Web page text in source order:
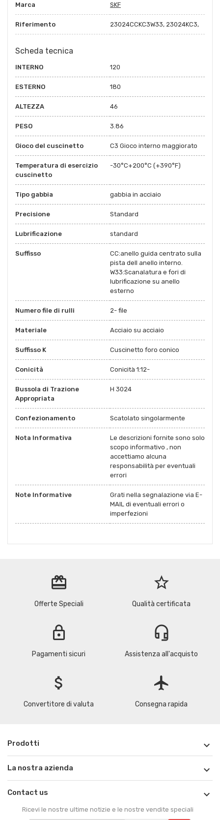
Marca SKF
Riferimento 23024CCKC3W33, 23024KC3,
Scheda tecnica
INTERNO 120
ESTERNO 180
ALTEZZA 46
PESO 3.86
Gioco del cuscinetto C3 Gioco interno maggiorato
Temperatura di esercizio
cuscinetto
-30°C+200°C (+390°F)
Tipo gabbia gabbia in acciaio
Precisione Standard
Lubrificazione standard
Suffisso
CC:anello guida centrato sulla
pista dell anello interno.
W33:Scanalatura e fori di
lubrificazione su anello
esterno
Numero file di rulli 2- file
Materiale Acciaio su acciaio
Suffisso K Cuscinetto foro conico
Conicità Conicità 1:12-
Bussola di Trazione
Appropriata
H 3024
Confezionamento Scatolato singolarmente
Nota Informativa
Le descrizioni fornite sono solo
scopo informativo , non
accettiamo alcuna
responsabilità per eventuali
errori
Note Informative
Grati nella segnalazione via E-
MAIL di eventuali errori o
imperfezioni
redeem
Offerte Speciali
star_border
Qualità certificata
lock
Pagamenti sicuri
headset_mic
Assistenza all'acquisto
attach_money
Convertitore di valuta
flight
Consegna rapida
Prodotti 
La nostra azienda 
Contact us 
Ricevi le nostre ultime notizie e le nostre vendite speciali